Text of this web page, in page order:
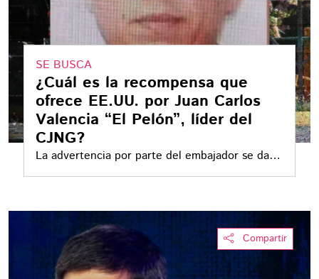
SE BUSCA
¿Cuál es la recompensa que
ofrece EE.UU. por Juan Carlos
Valencia “El Pelón”, líder del
CJNG?
La advertencia por parte del embajador se da
días después de que el Departamento de
cargos contra los líderes más buscados del
grupo criminal
Compartir